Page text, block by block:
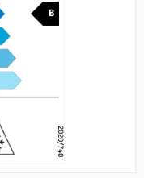
B
2020/740